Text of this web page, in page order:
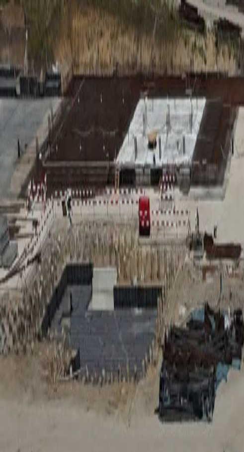
RADIO SOMEȘ
Categorii
EmisiuniPodcastIstoric melodii